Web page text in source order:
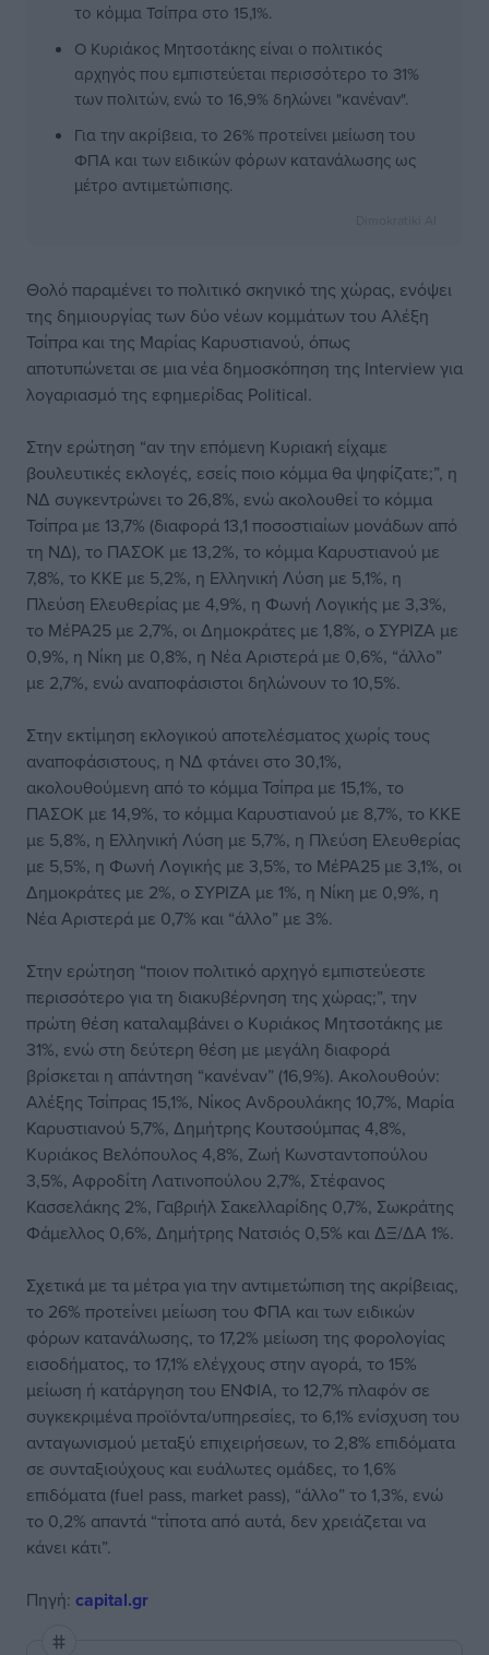
το κόμμα Τσίπρα στο 15,1%.
Ο Κυριάκος Μητσοτάκης είναι ο πολιτικός
αρχηγός που εμπιστεύεται περισσότερο το 31%
των πολιτών, ενώ το 16,9% δηλώνει "κανέναν".
Για την ακρίβεια, το 26% προτείνει μείωση του
ΦΠΑ και των ειδικών φόρων κατανάλωσης ως
μέτρο αντιμετώπισης.
Θολό παραμένει το πολιτικό σκηνικό της χώρας, ενόψει
της δημιουργίας των δύο νέων κομμάτων του Αλέξη
Τσίπρα και της Μαρίας Καρυστιανού, όπως
αποτυπώνεται σε μια νέα δημοσκόπηση της Interview για
λογαριασμό της εφημερίδας Political.
Στην ερώτηση “αν την επόμενη Κυριακή είχαμε
βουλευτικές εκλογές, εσείς ποιο κόμμα θα ψηφίζατε;”, η
ΝΔ συγκεντρώνει το 26,8%, ενώ ακολουθεί το κόμμα
Τσίπρα με 13,7% (διαφορά 13,1 ποσοστιαίων μονάδων από
τη ΝΔ), το ΠΑΣΟΚ με 13,2%, το κόμμα Καρυστιανού με
7,8%, το ΚΚΕ με 5,2%, η Ελληνική Λύση με 5,1%, η
Πλεύση Ελευθερίας με 4,9%, η Φωνή Λογικής με 3,3%,
το ΜέΡΑ25 με 2,7%, οι Δημοκράτες με 1,8%, ο ΣΥΡΙΖΑ με
0,9%, η Νίκη με 0,8%, η Νέα Αριστερά με 0,6%, “άλλο”
με 2,7%, ενώ αναποφάσιστοι δηλώνουν το 10,5%.
Στην εκτίμηση εκλογικού αποτελέσματος χωρίς τους
αναποφάσιστους, η ΝΔ φτάνει στο 30,1%,
ακολουθούμενη από το κόμμα Τσίπρα με 15,1%, το
ΠΑΣΟΚ με 14,9%, το κόμμα Καρυστιανού με 8,7%, το ΚΚΕ
με 5,8%, η Ελληνική Λύση με 5,7%, η Πλεύση Ελευθερίας
με 5,5%, η Φωνή Λογικής με 3,5%, το ΜέΡΑ25 με 3,1%, οι
Δημοκράτες με 2%, ο ΣΥΡΙΖΑ με 1%, η Νίκη με 0,9%, η
Νέα Αριστερά με 0,7% και “άλλο” με 3%.
Στην ερώτηση “ποιον πολιτικό αρχηγό εμπιστεύεστε
περισσότερο για τη διακυβέρνηση της χώρας;”, την
πρώτη θέση καταλαμβάνει ο Κυριάκος Μητσοτάκης με
31%, ενώ στη δεύτερη θέση με μεγάλη διαφορά
βρίσκεται η απάντηση “κανέναν” (16,9%). Ακολουθούν:
Αλέξης Τσίπρας 15,1%, Νίκος Ανδρουλάκης 10,7%, Μαρία
Καρυστιανού 5,7%, Δημήτρης Κουτσούμπας 4,8%,
Κυριάκος Βελόπουλος 4,8%, Ζωή Κωνσταντοπούλου
3,5%, Αφροδίτη Λατινοπούλου 2,7%, Στέφανος
Κασσελάκης 2%, Γαβριήλ Σακελλαρίδης 0,7%, Σωκράτης
Φάμελλος 0,6%, Δημήτρης Νατσιός 0,5% και ΔΞ/ΔΑ 1%.
Σχετικά με τα μέτρα για την αντιμετώπιση της ακρίβειας,
το 26% προτείνει μείωση του ΦΠΑ και των ειδικών
φόρων κατανάλωσης, το 17,2% μείωση της φορολογίας
εισοδήματος, το 17,1% ελέγχους στην αγορά, το 15%
μείωση ή κατάργηση του ΕΝΦΙΑ, το 12,7% πλαφόν σε
συγκεκριμένα προϊόντα/υπηρεσίες, το 6,1% ενίσχυση του
ανταγωνισμού μεταξύ επιχειρήσεων, το 2,8% επιδόματα
σε συνταξιούχους και ευάλωτες ομάδες, το 1,6%
επιδόματα (fuel pass, market pass), “άλλο” το 1,3%, ενώ
το 0,2% απαντά “τίποτα από αυτά, δεν χρειάζεται να
κάνει κάτι”.
Πηγή: capital.gr